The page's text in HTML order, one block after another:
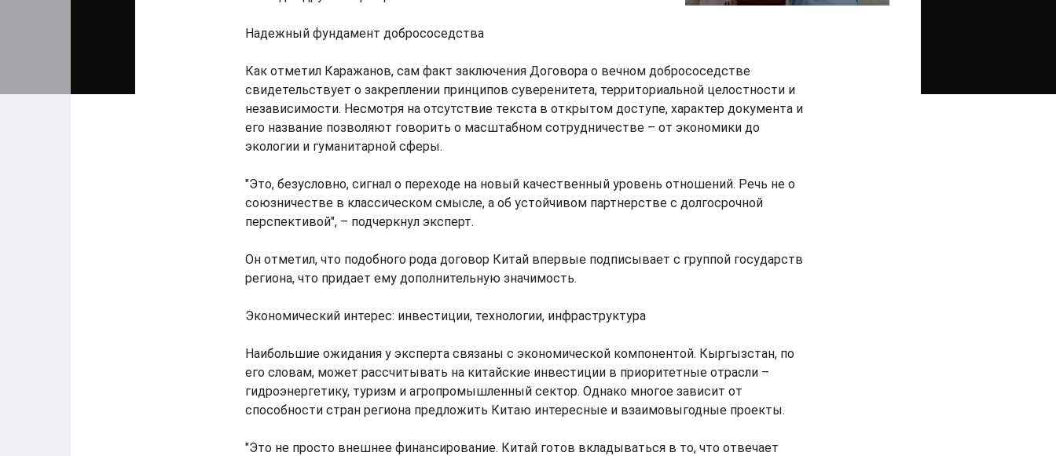
Надежный фундамент добрососедства
Как отметил Каражанов, сам факт заключения Договора о вечном добрососедстве
свидетельствует о закреплении принципов суверенитета, территориальной целостности и
независимости. Несмотря на отсутствие текста в открытом доступе, характер документа и
его название позволяют говорить о масштабном сотрудничестве – от экономики до
экологии и гуманитарной сферы.
"Это, безусловно, сигнал о переходе на новый качественный уровень отношений. Речь не о
союзничестве в классическом смысле, а об устойчивом партнерстве с долгосрочной
перспективой", – подчеркнул эксперт.
Он отметил, что подобного рода договор Китай впервые подписывает с группой государств
региона, что придает ему дополнительную значимость.
Экономический интерес: инвестиции, технологии, инфраструктура
Наибольшие ожидания у эксперта связаны с экономической компонентой. Кыргызстан, по
его словам, может рассчитывать на китайские инвестиции в приоритетные отрасли –
гидроэнергетику, туризм и агропромышленный сектор. Однако многое зависит от
способности стран региона предложить Китаю интересные и взаимовыгодные проекты.
"Это не просто внешнее финансирование. Китай готов вкладываться в то, что отвечает